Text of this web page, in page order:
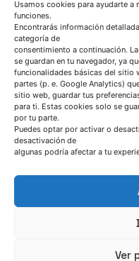
Usamos cookies para ayudarte a
funciones.
Encontrarás información
categoría de
consentimiento a continuación.
se guardan en tu navegador, ya
funcionalidades básicas del sitio
partes (p. e. Google Analytics)
sitio web, guardar tus
para ti. Estas cookies solo se
por tu parte.
Puedes optar por activar o
desactivación de
algunas podría afectar a tu
Ver
HABLEMOS
(+34) 946 215 470